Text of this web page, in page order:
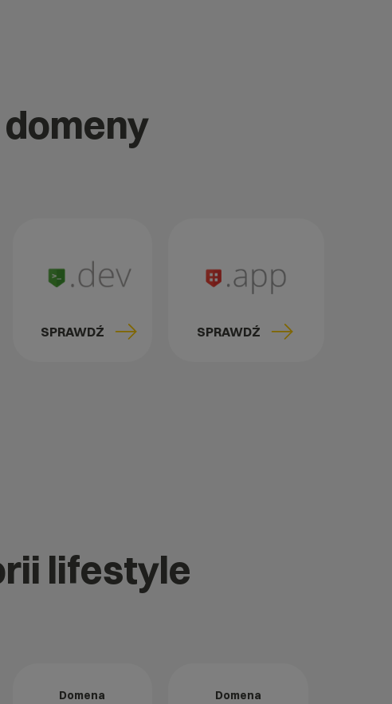
SPRAWDŹ SPRAWDŹ
lifestyle
Domena Domena